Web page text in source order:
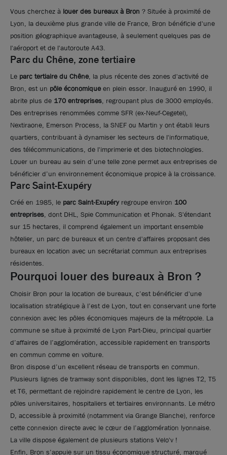
Photos (6 )
A louer ou à vendre - Bureaux lumineux - Bron
356 m²non divisibles
90€ m²/an HT HC ou 1 712€ m² HD
Photos (6 )
A louer - LES CITADELLES - Bureaux lumineux - Bron
Vous cherchez à louer des bureaux à Bron ? Située à proximité de
Lyon, la deuxième plus grande ville de France, Bron bénéficie d'une
position géographique avantageuse, à seulement quelques pas de
l'aéroport et de l'autoroute A43.
Parc du Chêne, zone tertiaire
Le parc tertiaire du Chêne, la plus récente des zones d'activité de
Bron, est un pôle économiqueen plein essor. Inauguré en 1990, il
abrite plus de 170 entreprises, regroupant plus de 3000 employés.
Des entreprises renommées comme SFR (ex-Neuf-Cegetel),
Nextiraone, Emerson Process, la SNEF ou Martin y ont établi leurs
quartiers, contribuant à dynamiser les secteurs de l'informatique,
des télécommunications, de l'imprimerie et des biotechnologies.
Louer un bureau au sein d’une telle zone permet aux entreprises de
bénéficier d’un environnement économique propice à la croissance.
Parc Saint-Exupéry
Créé en 1985, le parc Saint-Exupéryregroupe environ 100
entreprises, dont DHL, Spie Communication et Phonak. S'étendant
sur 15 hectares, il comprend également un important ensemble
hôtelier, un parc de bureaux et un centre d'affaires proposant des
bureaux en location avec un secrétariat commun aux entreprises
résidentes.
Pourquoi louer des bureaux à Bron ?
Choisir Bron pour la location de bureaux, c’est bénéficier d'une
localisation stratégique à l’est de Lyon, tout en conservant une forte
connexion avec les pôles économiques majeurs de la métropole. La
commune se situe à proximité de Lyon Part-Dieu, principal quartier
d’affaires de l’agglomération, accessible rapidement en transports
en commun comme en voiture.
Bron dispose d’un excellent réseau de transports en commun.
Plusieurs lignes de tramway sont disponibles, dont les lignes T2, T5
et T6, permettant de rejoindre rapidement le centre de Lyon, les
pôles universitaires, hospitaliers et tertiaires environnants. Le métro
D, accessible à proximité (notamment via Grange Blanche), renforce
cette connexion directe avec le cœur de l’agglomération lyonnaise.
La ville dispose également de plusieurs stations Velo'v !
Enfin, Bron s’appuie sur un tissu économique structuré, marqué